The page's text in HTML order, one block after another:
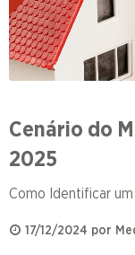
Cenário do
2025
Como Identificar
17/12/2024 por